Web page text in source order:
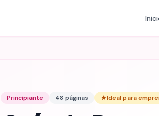
Principiante 48 páginas Ideal para